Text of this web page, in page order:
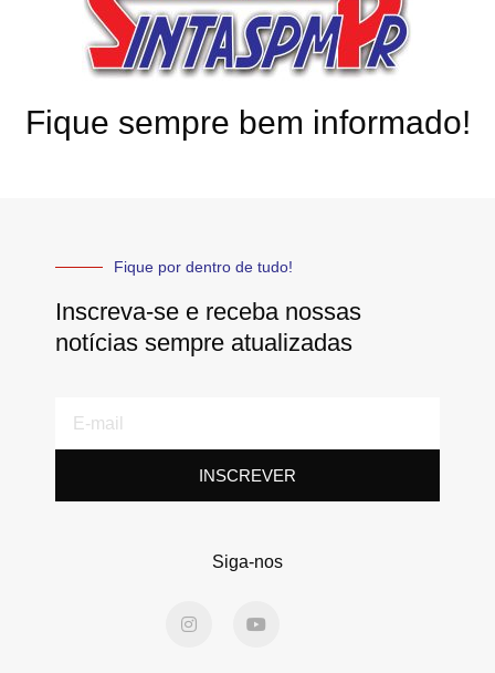
Fique sempre bem informado!
Fique por dentro de tudo!
Inscreva-se e receba nossas
notícias sempre atualizadas
INSCREVER
Siga-nos
n
o